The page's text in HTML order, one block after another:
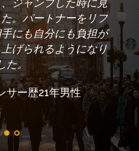
ジャンプした時に見
。パートナーをリフ
にも自分にも負担が
げられるようになり
た。
サー歴21年男性
体
が
に
る